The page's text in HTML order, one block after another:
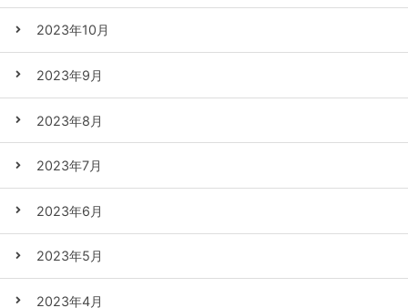
2023年10月
2023年9月
2023年8月
2023年7月
2023年6月
2023年5月
2023年4月